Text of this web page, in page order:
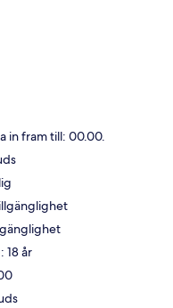
in fram till: 00.00.
18 år